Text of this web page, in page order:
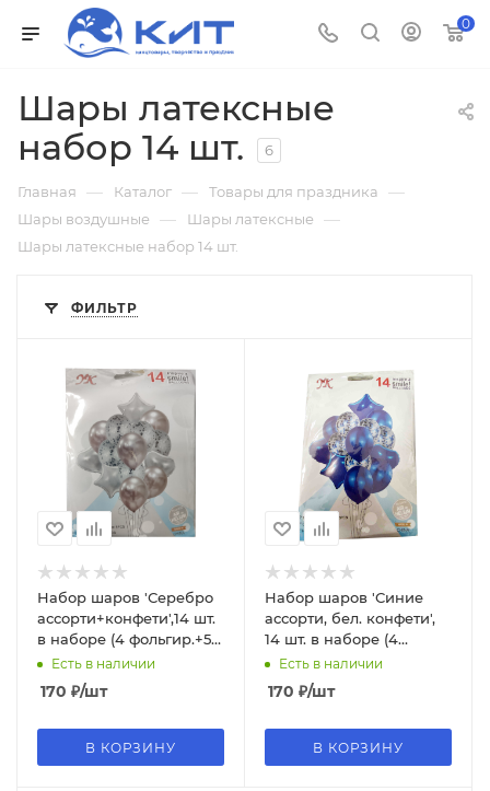
0
Шары латексные
набор 14 шт.
6
Главная — Каталог — Товары для праздника —
Шары воздушные — Шары латексные —
Шары латексные набор 14 шт.
ФИЛЬТР
Набор шаров 'Серебро
ассорти+конфети',14 шт.
в наборе (4 фольгир.+5
латексных+5
конфетти),713
Есть в наличии
170 ₽/шт
В КОРЗИНУ
Набор шаров 'Синие
ассорти, бел. конфети',
14 шт. в наборе (4
фольгир.+5 латексных+5
конфетти), 6087
Есть в наличии
170 ₽/шт
В КОРЗИНУ